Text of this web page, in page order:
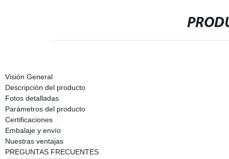
Visión General
Descripción del producto
Fotos detalladas
Parámetros del producto
Certificaciones
Embalaje y envío
Nuestras ventajas
PREGUNTAS FRECUENTES